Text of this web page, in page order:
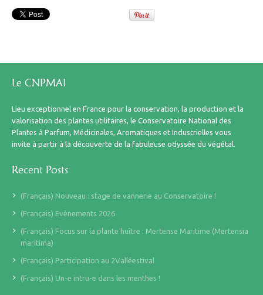
Le CNPMAI
Lieu exceptionnel en France pour la conservation, la production et la
valorisation des plantes utilitaires, le Conservatoire National des
Plantes à Parfum, Médicinales, Aromatiques et Industrielles vous
invite à partir à la découverte de la fabuleuse odyssée du végétal.
Recent Posts
(Français) Nouveau : stage de vannerie au Conservatoire !
(Français) Evènements 2026
(Français) Focus sur la plante huître : Mertense Maritime (Mertensia
maritima)
(Français) Participation au 2Valléestival
(Français) Un-e intru-e dans les menthes !